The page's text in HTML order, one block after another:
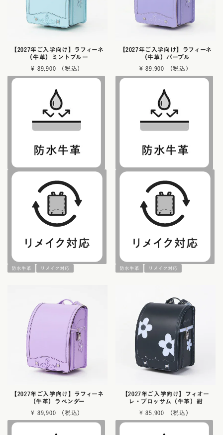
【2027年ご入学向け】ラフィーネ
（牛革）ミントブルー
¥ 89,900
防水牛革 リメイク対応
【2027年ご入学向け】ラフィーネ
（牛革）パープル
¥ 89,900
防水牛革 リメイク対応
【2027年ご入学向け】ラフィーネ
（牛革）ラベンダー
¥ 89,900
【2027年ご入学向け】フィオー
レ・ブロッサム（牛革）紺
¥ 85,900